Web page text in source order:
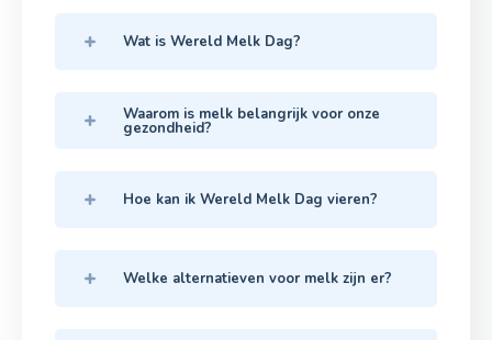
Wat is Wereld Melk Dag?
Waarom is melk belangrijk voor onze
gezondheid?
Hoe kan ik Wereld Melk Dag vieren?
Welke alternatieven voor melk zijn er?